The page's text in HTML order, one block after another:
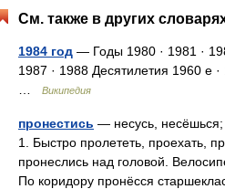
См. также в других
1984 год — Годы 1980 · 1981 ·
1987 · 1988 Десятилетия 1960 е
Википедия
пронестись — несусь, несёшься;
1. Быстро пролететь, проехать,
пронеслись над головой.
По коридору пронёсся